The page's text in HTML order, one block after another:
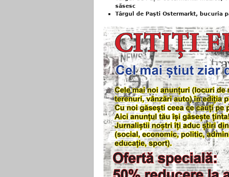
săsesc
Târgul de Paşti Ostermarkt, bucuria